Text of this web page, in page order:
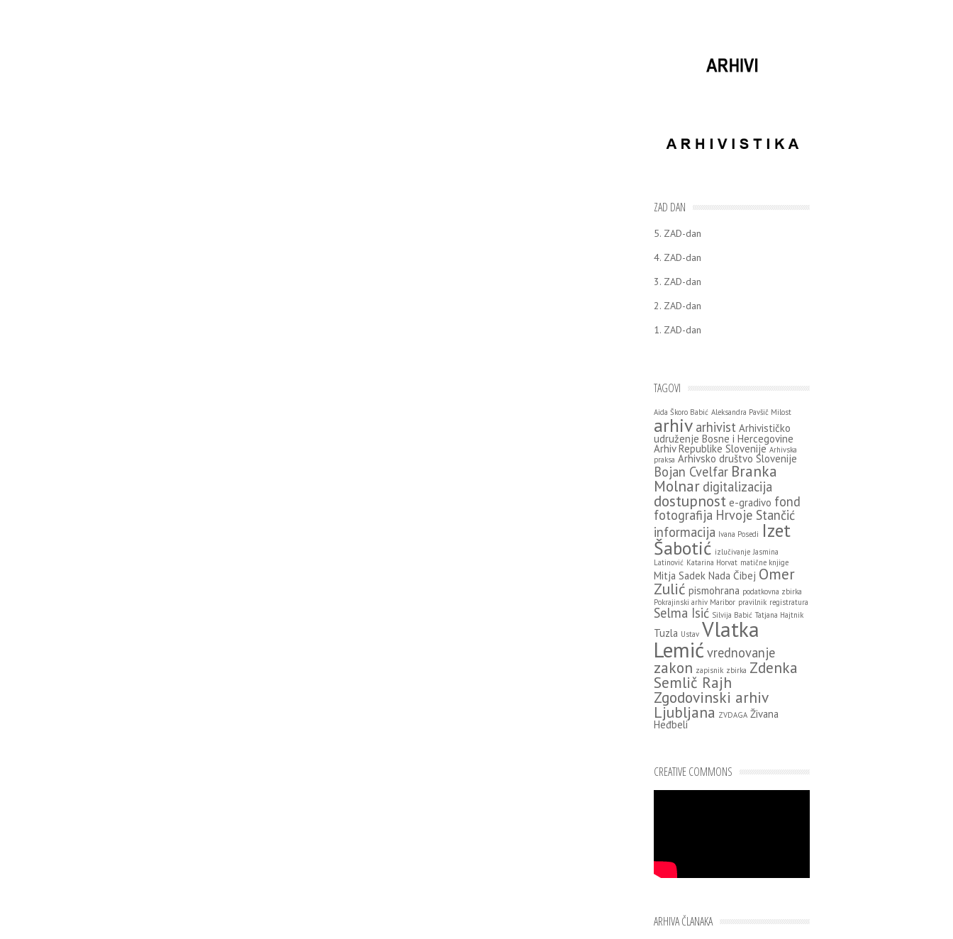
ZAD DAN
5. ZAD-dan
4. ZAD-dan
3. ZAD-dan
2. ZAD-dan
1. ZAD-dan
TAGOVI
Aida Škoro Babić Aleksandra Pavšič Milost
arhiv arhivist Arhivističko
udruženje Bosne i Hercegovine
Arhiv Republike Slovenije Arhivska
praksa Arhivsko društvo Slovenije
Bojan Cvelfar Branka
Molnar digitalizacija
dostupnost e-gradivo fond
fotografija Hrvoje Stančić
informacija Ivana Posedi Izet
Šabotić izlučivanje Jasmina
Latinović Katarina Horvat matične knjige
Mitja Sadek Nada Čibej Omer
Zulić pismohrana podatkovna zbirka
Pokrajinski arhiv Maribor pravilnik registratura
Selma Isić Silvija Babić Tatjana Hajtnik
Tuzla Ustav Vlatka
Lemić vrednovanje
zakon zapisnik zbirka Zdenka
Semlič Rajh
Zgodovinski arhiv
Ljubljana ZVDAGA Živana
Heđbeli
CREATIVE COMMONS
ARHIVA ČLANAKA